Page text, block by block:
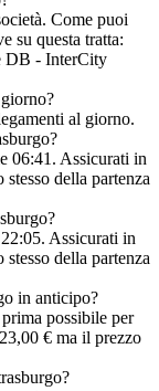
Come puoi
su questa tratta:
DB - InterCity
al giorno.
06:41. Assicurati in
della partenza
Assicurati in
della partenza
in anticipo?
possibile per
€ ma il prezzo